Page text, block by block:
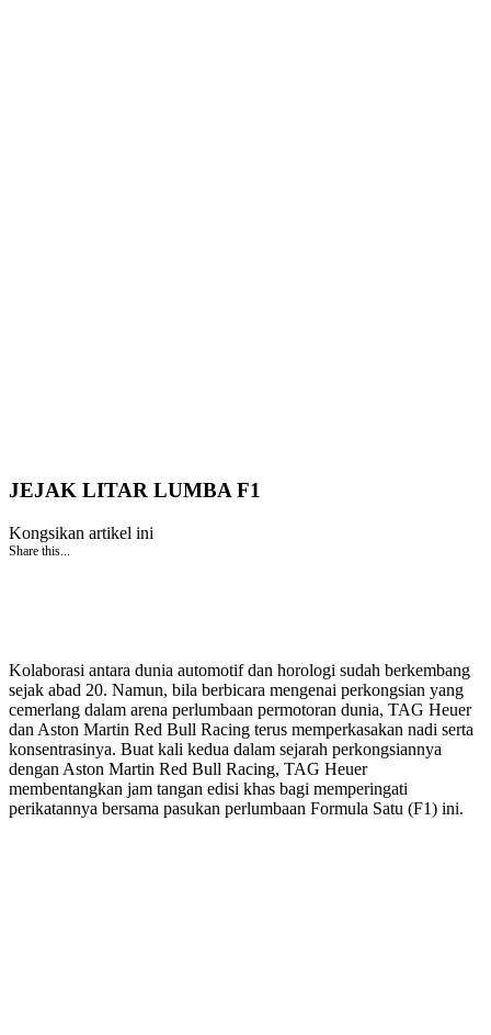
JEJAK LITAR LUMBA F1
Kongsikan artikel ini
Share this...
Kolaborasi antara dunia automotif dan horologi sudah berkembang
sejak abad 20. Namun, bila berbicara mengenai perkongsian yang
cemerlang dalam arena perlumbaan permotoran dunia, TAG Heuer
dan Aston Martin Red Bull Racing terus memperkasakan nadi serta
konsentrasinya. Buat kali kedua dalam sejarah perkongsiannya
dengan Aston Martin Red Bull Racing, TAG Heuer
membentangkan jam tangan edisi khas bagi memperingati
perikatannya bersama pasukan perlumbaan Formula Satu (F1) ini.